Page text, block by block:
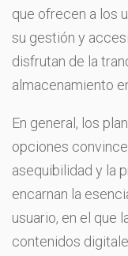
que ofrecen a los
su gestión y
disfrutan de la
almacenamiento
En general, los
opciones
asequibilidad y la
encarnan la
usuario, en el que
contenidos